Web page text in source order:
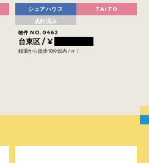
シェアハウス
TAITO
成約済み
物件 NO.0462
台東区 / ¥
銭湯から徒歩10分以内 / ㎡ /